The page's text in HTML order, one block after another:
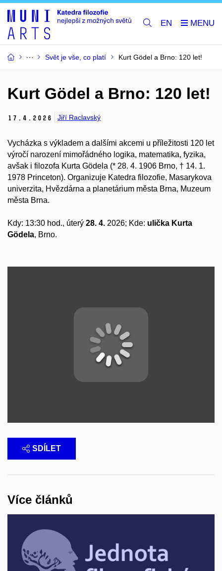
EN
Svět je vše, co platí Kurt Gödel a Brno: 120 let!
Kurt Gödel a Brno: 120 let!
17. 4. 2026 Jiří Raclavský
Vycházka s výkladem a dalšími akcemi u příležitosti 120 let
výročí narození mimořádného logika, matematika, fyzika,
avšak i filozofa Kurta Gödela (* 28. 4. 1906 Brno, † 14. 1.
1978 Princeton). Organizuje Katedra filozofie, Masarykova
univerzita, Hvězdárna a planetárium města Brna, Muzeum
města Brna.
Kdy: 13:30 hod., úterý 28. 4. 2026; Kde: ulička Kurta
Gödela, Brno.
SDÍLET
Více článků